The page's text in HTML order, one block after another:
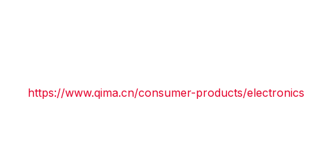
https://www.qima.cn/consumer-products/electronics